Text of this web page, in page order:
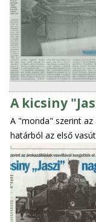
A kicsiny
A "monda" szerint az
határból az első